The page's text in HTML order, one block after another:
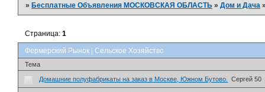
»Бесплатные Объявления МОСКОВСКАЯ ОБЛАСТЬ »Дом и Дача
Фермерский Рынок | Сельское Хозяйство
Страница:1
Тема
Домашние полуфабрикаты на заказ в Москве, Южном Бутово. Сергей 50